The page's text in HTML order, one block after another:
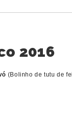
2016
(Bolinho de tutu de